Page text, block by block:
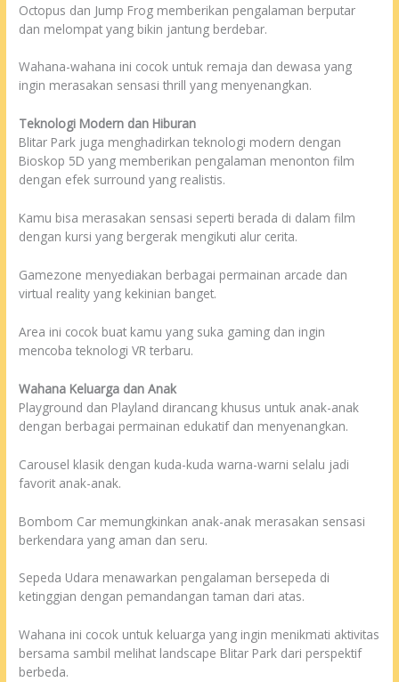
Octopus dan Jump Frog memberikan pengalaman berputar
dan melompat yang bikin jantung berdebar.
Wahana-wahana ini cocok untuk remaja dan dewasa yang
ingin merasakan sensasi thrill yang menyenangkan.
Teknologi Modern dan Hiburan
Blitar Park juga menghadirkan teknologi modern dengan
Bioskop 5D yang memberikan pengalaman menonton film
dengan efek surround yang realistis.
Kamu bisa merasakan sensasi seperti berada di dalam film
dengan kursi yang bergerak mengikuti alur cerita.
Gamezone menyediakan berbagai permainan arcade dan
virtual reality yang kekinian banget.
Area ini cocok buat kamu yang suka gaming dan ingin
mencoba teknologi VR terbaru.
Wahana Keluarga dan Anak
Playground dan Playland dirancang khusus untuk anak-anak
dengan berbagai permainan edukatif dan menyenangkan.
Carousel klasik dengan kuda-kuda warna-warni selalu jadi
favorit anak-anak.
Bombom Car memungkinkan anak-anak merasakan sensasi
berkendara yang aman dan seru.
Sepeda Udara menawarkan pengalaman bersepeda di
ketinggian dengan pemandangan taman dari atas.
Wahana ini cocok untuk keluarga yang ingin menikmati aktivitas
bersama sambil melihat landscape Blitar Park dari perspektif
berbeda.